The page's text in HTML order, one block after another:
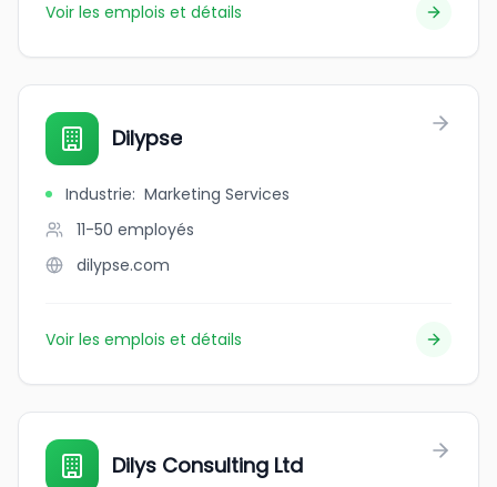
Voir les emplois et détails
Dilypse
Industrie: Marketing Services
11-50 employés
dilypse.com
Voir les emplois et détails
Dilys Consulting Ltd